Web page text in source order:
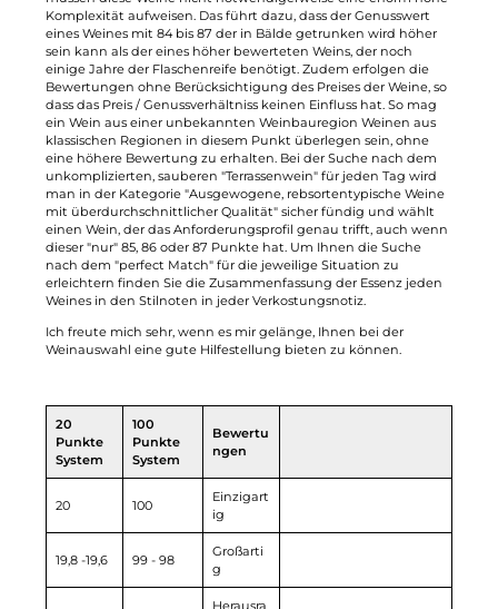
Komplexität aufweisen. Das führt dazu, dass der Genusswert
eines Weines mit 84 bis 87 der in Bälde getrunken wird höher
sein kann als der eines höher bewerteten Weins, der noch
einige Jahre der Flaschenreife benötigt. Zudem erfolgen die
Bewertungen ohne Berücksichtigung des Preises der Weine, so
dass das Preis / Genussverhältniss keinen Einfluss hat. So mag
ein Wein aus einer unbekannten Weinbauregion Weinen aus
klassischen Regionen in diesem Punkt überlegen sein, ohne
eine höhere Bewertung zu erhalten. Bei der Suche nach dem
unkomplizierten, sauberen "Terrassenwein" für jeden Tag wird
man in der Kategorie "Ausgewogene, rebsortentypische Weine
mit überdurchschnittlicher Qualität" sicher fündig und wählt
einen Wein, der das Anforderungsprofil genau trifft, auch wenn
dieser "nur" 85, 86 oder 87 Punkte hat. Um Ihnen die Suche
nach dem "perfect Match" für die jeweilige Situation zu
erleichtern finden Sie die Zusammenfassung der Essenz jeden
Weines in den Stilnoten in jeder Verkostungsnotiz.
Ich freute mich sehr, wenn es mir gelänge, Ihnen bei der
Weinauswahl eine gute Hilfestellung bieten zu können.
20
Punkte
System
100
Punkte
System
Bewertu
ngen
20 100
Einzigart
ig
19,8 -19,6 99 - 98
Großarti
g
Herausra